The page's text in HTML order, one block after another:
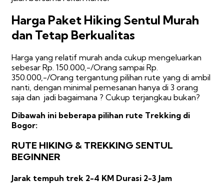
Harga Paket Hiking Sentul Murah
dan Tetap Berkualitas
Harga yang relatif murah anda cukup mengeluarkan
sebesar Rp. 150.000,-/Orang sampai Rp.
350.000,-/Orang tergantung pilihan rute yang di ambil
nanti, dengan minimal pemesanan hanya di 3 orang
saja dan jadi bagaimana ? Cukup terjangkau bukan?
Dibawah ini beberapa pilihan rute Trekking di
Bogor:
RUTE HIKING & TREKKING SENTUL
BEGINNER
Jarak tempuh trek 2-4 KM Durasi 2-3 Jam